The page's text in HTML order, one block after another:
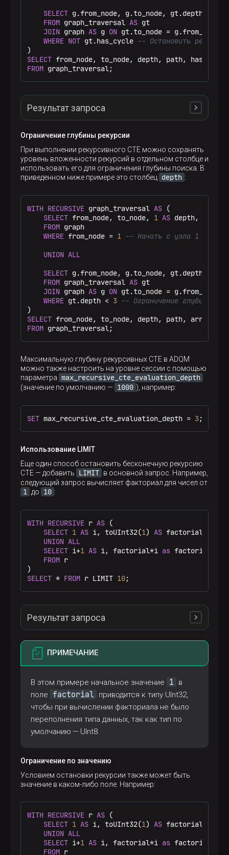
SELECT g.from_node, g.to_node, gt.depth
FROM graph_traversal AS gt
JOIN graph AS g ON gt.to_node = g.from_node
WHERE NOT gt.has_cycle -- Остановить
SELECT from_node, to_node, depth, path,
FROM graph_traversal;
Результат запроса
1. │         1 │       2 │     1 │ [1,2] │
2. │         1 │       3 │     1 │ [1,3] │
5. │         3 │       6 │     2 │ [1,3,6] │
6. │         4 │       7 │     3 │ [1,2,4,7]  │
8. │         5 │       9 │     3 │ [1,2,5,9]  │
10. │         7 │       1 │     4 │ [1,2,4,7,1]
Ограничение глубины рекурсии
При выполнении рекурсивного CTE можно сохранять
уровень вложенности рекурсий в отдельном столбце и
использовать его для ограничения глубины поиска. В
приведенном ниже примере это столбец
depth :
WITH RECURSIVE graph_traversal AS (
SELECT from_node, to_node, 1 AS depth,
FROM graph
WHERE from_node = 1 -- Начать с узла 1
UNION ALL
SELECT g.from_node, g.to_node, gt.depth
FROM graph_traversal AS gt
JOIN graph AS g ON gt.to_node = g.from_node
WHERE gt.depth < 3 -- Ограничение глубины
SELECT from_node, to_node, depth, path,
FROM graph_traversal;
Максимальную глубину рекурсивных CTE в ADQM
можно также настроить на уровне сессии с помощью
параметра max_recursive_cte_evaluation_depth
(значение по умолчанию — 1000 ), например:
SET max_recursive_cte_evaluation_depth = 3;
Использование LIMIT
Еще один способ остановить бесконечную рекурсию
CTE — добавить
LIMIT в основной запрос. Например,
следующий запрос вычисляет факториал для чисел от
1 до 10 :
WITH RECURSIVE r AS (
SELECT 1 AS i, toUInt32(1) AS factorial
UNION ALL
SELECT i+1 AS i, factorial*i as factorial
FROM r
SELECT * FROM r LIMIT 10;
Результат запроса
   ┌─i─┬─factorial─┐
1. │ 1 │         1 │
   ┌─i─┬─factorial─┐
2. │ 2 │         2 │
   └───┴───────────┘
   ┌─i─┬─factorial─┐
3. │ 3 │         6 │
   └───┴───────────┘
   └───┴───────────┘
5. │ 5 │       120 │
   └───┴───────────┘
6. │ 6 │       720 │
   └───┴───────────┘
   ┌─i─┬─factorial─┐
7. │ 7 │      5040 │
   └───┴───────────┘
   ┌─i─┬─factorial─┐
ПРИМЕЧАНИЕ
В этом примере начальное значение 1
в
поле
factorial приводится к типу UInt32,
чтобы при вычислении факториала не было
переполнения типа данных, так как тип по
умолчанию — UInt8.
Ограничение по значению
Условием остановки рекурсии также может быть
значение в каком-либо поле. Например:
WITH RECURSIVE r AS (
SELECT 1 AS i, toUInt32(1) AS factorial
UNION ALL
SELECT i+1 AS i, factorial*i as factorial
FROM r